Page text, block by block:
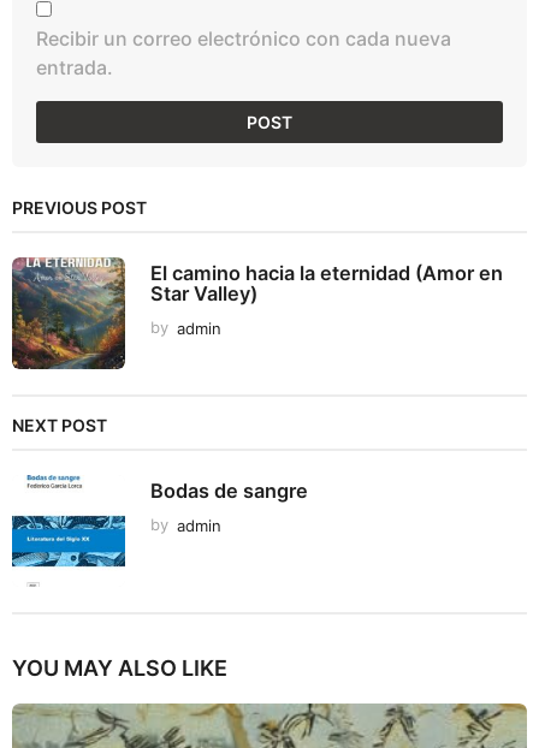
Recibir un correo electrónico con cada nueva
entrada.
PREVIOUS POST
El camino hacia la eternidad (Amor en
Star Valley)
by admin
NEXT POST
Bodas de sangre
by admin
YOU MAY ALSO LIKE